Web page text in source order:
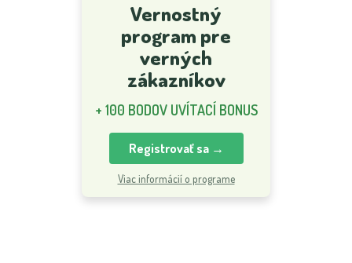
Vernostný
program pre
verných
zákazníkov
+ 100 BODOV UVÍTACÍ BONUS
Registrovať sa →
Viac informácií o programe